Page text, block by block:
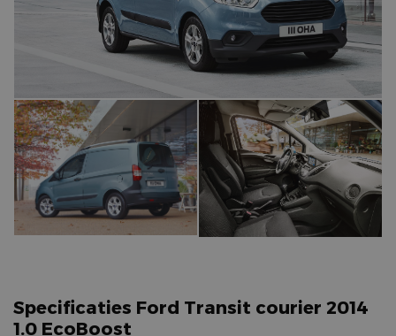
Specificaties Ford Transit courier 2014
1.0 EcoBoost